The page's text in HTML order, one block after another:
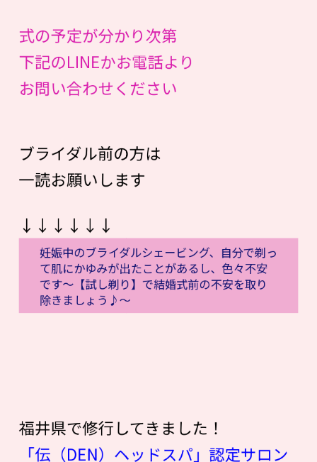
式の予定が分かり次第
下記のLINEかお電話より
お問い合わせください
ブライダル前の方は
一読お願いします
↓↓↓↓↓↓
妊娠中のブライダルシェービング、自分で剃っ
て肌にかゆみが出たことがあるし、色々不安
です〜【試し剃り】で結婚式前の不安を取り
除きましょう♪〜
福井県で修行してきました！
「伝（DEN）ヘッドスパ」認定サロン